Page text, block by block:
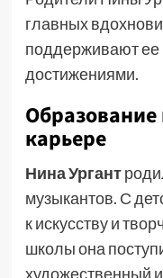
главных
поддерживают ее
достижениями.
карьере
Нина Ургант
музыкантов. С
к искусству и
школы она
художественный